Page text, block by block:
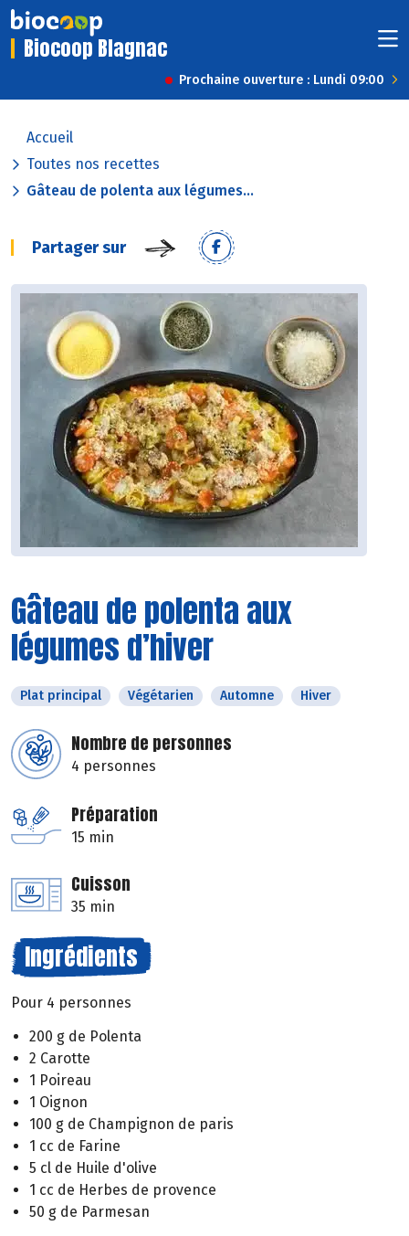
Biocoop Blagnac
Prochaine ouverture : Lundi 09:00
Accueil
Toutes nos recettes
Gâteau de polenta aux légumes...
Partager sur
Gâteau de polenta aux
légumes d’hiver
Plat principal Végétarien Automne Hiver
Nombre de personnes
4 personnes
Préparation
15 min
Cuisson
35 min
Ingrédients
Pour 4 personnes
200 g de Polenta
2 Carotte
1 Poireau
1 Oignon
100 g de Champignon de paris
1 cc de Farine
5 cl de Huile d'olive
1 cc de Herbes de provence
50 g de Parmesan